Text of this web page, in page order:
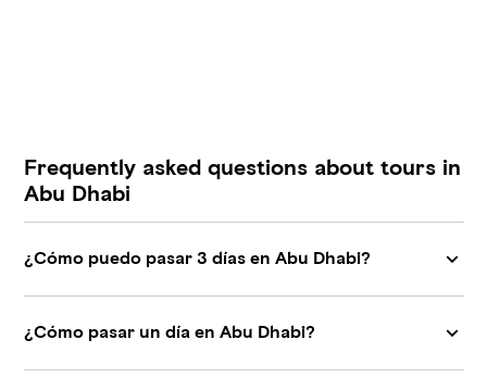
Frequently asked questions about tours in
Abu Dhabi
¿Cómo puedo pasar 3 días en Abu Dhabi?
¿Cómo pasar un día en Abu Dhabi?
Notice at collection